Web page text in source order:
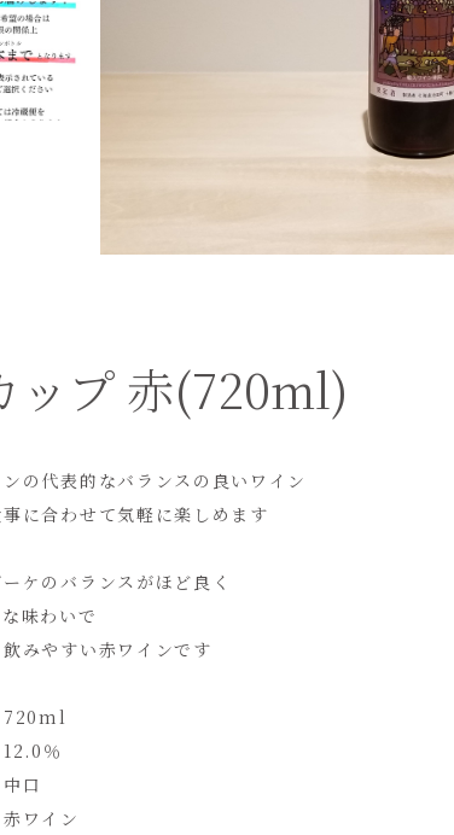
ップ 赤(720ml)
の代表的なバランスの良いワイン
に合わせて気軽に楽しめます
ケのバランスがほど良く
味わいで
みやすい赤ワインです
720ml
％
口
ワイン